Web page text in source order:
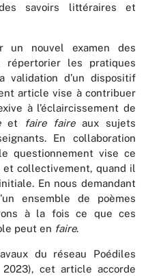
savoirs littéraires et
un nouvel examen des
répertorier les pratiques
validation d’un dispositif
article vise à contribuer
à l’éclaircissement de
et faire faireaux sujets
En collaboration
questionnement vise ce
collectivement, quand il
En nous demandant
ensemble de poèmes
à la fois ce que ces
peut en faire.
du réseau Poédiles
cet article accorde